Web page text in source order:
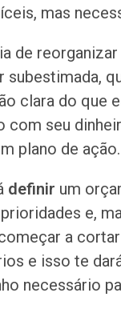
mas
de reorganizar
subestimada,
clara do que
com seu
plano de ação.
definir um
e,
a
e isso te
necessário